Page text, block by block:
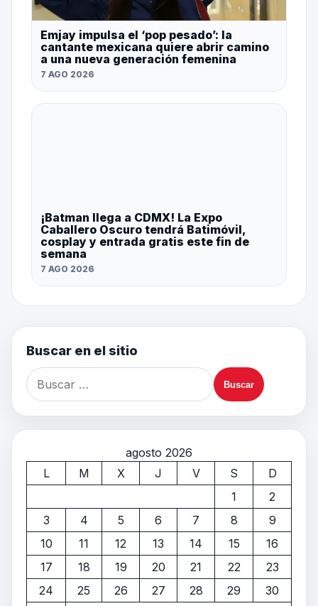
Emjay impulsa el ‘pop pesado’: la
cantante mexicana quiere abrir camino
a una nueva generación femenina
7 AGO 2026
¡Batman llega a CDMX! La Expo
Caballero Oscuro tendrá Batimóvil,
cosplay y entrada gratis este fin de
semana
7 AGO 2026
Buscar en el sitio
agosto 2026
L
M X J V S
D
1
2
3
4 5 6 7 8
9
10
11 12 13 14 15
16
17
18 19 20 21 22
23
24
25 26 27 28 29
30